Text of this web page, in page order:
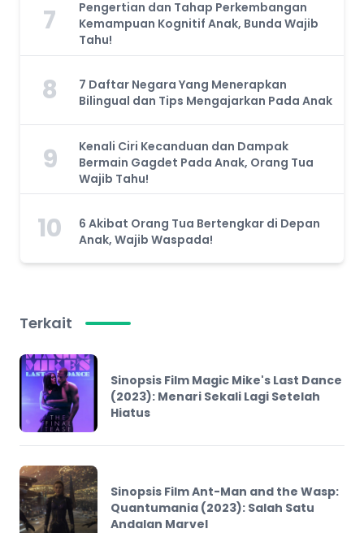
7
Pengertian dan Tahap Perkembangan
Kemampuan Kognitif Anak, Bunda Wajib
Tahu!
8
7 Daftar Negara Yang Menerapkan
Bilingual dan Tips Mengajarkan Pada Anak
9
Kenali Ciri Kecanduan dan Dampak
Bermain Gagdet Pada Anak, Orang Tua
Wajib Tahu!
10
6 Akibat Orang Tua Bertengkar di Depan
Anak, Wajib Waspada!
Terkait
Sinopsis Film Magic Mike's Last Dance
(2023): Menari Sekali Lagi Setelah
Hiatus
Sinopsis Film Ant-Man and the Wasp:
Quantumania (2023): Salah Satu
Andalan Marvel